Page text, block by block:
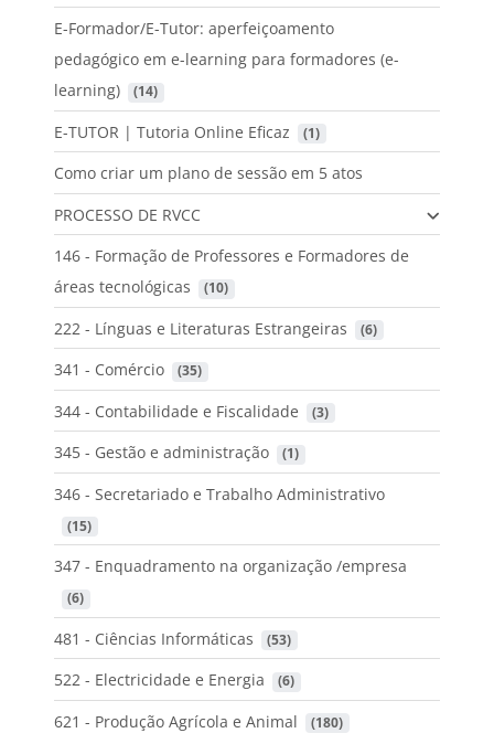
E-Formador/E-Tutor: aperfeiçoamento
pedagógico em e-learning para formadores (e-
learning)
(14)
E-TUTOR | Tutoria Online Eficaz (1)
Como criar um plano de sessão em 5 atos
PROCESSO DE RVCC
146 - Formação de Professores e Formadores de
áreas tecnológicas
(10)
222 - Línguas e Literaturas Estrangeiras (6)
341 - Comércio (35)
344 - Contabilidade e Fiscalidade (3)
345 - Gestão e administração (1)
346 - Secretariado e Trabalho Administrativo
(15)
347 - Enquadramento na organização /empresa
(6)
481 - Ciências Informáticas (53)
522 - Electricidade e Energia (6)
621 - Produção Agrícola e Animal (180)